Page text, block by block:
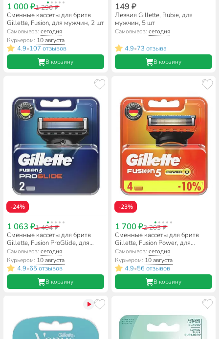
1 000 ₽1 290 ₽
Сменные кассеты для бритв
Gillette, Fusion, для мужчин, 2 шт
Самовывоз:сегодня
Курьером: 10 августа
4.9•107 отзывов
В корзину
149 ₽
Лезвия Gillette, Rubie, для
мужчин, 5 шт
Самовывоз: сегодня
4.9•73 отзыва
В корзину
-24%
1 063 ₽1 404 ₽
Сменные кассеты для бритв
Gillette, Fusion ProGlide, для
мужчин, 2 шт, GIL-81521961
Самовывоз:сегодня
Курьером: 10 августа
4.9•65 отзывов
В корзину
-23%
1 700 ₽2 203 ₽
Сменные кассеты для бритв
Gillette, Fusion Power, для
мужчин, 4 шт
Самовывоз: сегодня
Курьером: 10 августа
4.9•56 отзывов
В корзину